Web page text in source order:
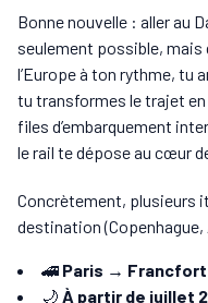
Bonne nouvelle : aller au
seulement possible, mais
l’Europe à ton rythme, tu
tu transformes le trajet
files d’embarquement
le rail te dépose au cœur
Concrètement, plusieurs
destination
🚄 Paris →
🌙 À partir de juillet